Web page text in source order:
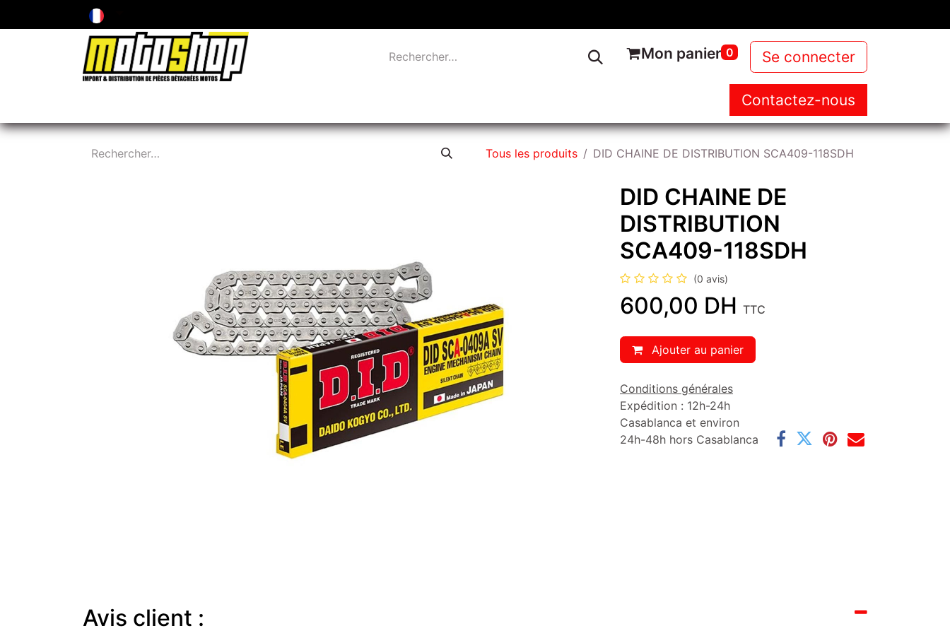
Mon panier 0 Se connecter
NOS PRODUITS NEWS
Contactez-nous
Tous les produits DID CHAINE DE DISTRIBUTION SCA409-118SDH
DID CHAINE DE
DISTRIBUTION
SCA409-118SDH
(0 avis)
600,00 DH TTC
Ajouter au panier
Conditions générales
Expédition : 12h-24h
Casablanca et environ
24h-48h hors Casablanca
Avis client :